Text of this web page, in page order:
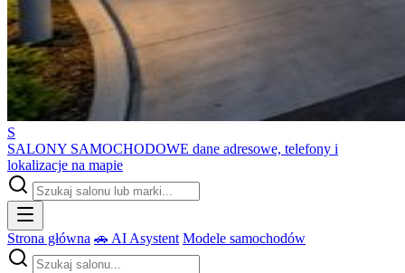
S
SALONY SAMOCHODOWE dane adresowe, telefony i
lokalizacje na mapie
Strona główna 🚗 AI Asystent Modele samochodów